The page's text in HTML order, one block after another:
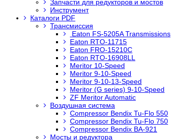
Запчасти для редукторов и мостов
Инструмент
Каталоги PDF
Трансмиссия
Eaton FS-5205A Transmissions
Eaton RTO-11715
Eaton FRO-15210C
Eaton RTO-16908LL
Meritor 10-Speed
Meritor 9-10-Speed
Meritor 9-10-13-Speed
Meritor (G series) 9-10-Speed
ZF Meritor Automatic
Воздушная система
Compressor Bendix Tu-Flo 550
Compressor Bendix Tu-Flo 750
Compressor Bendix BA-921
Мосты и редуктора